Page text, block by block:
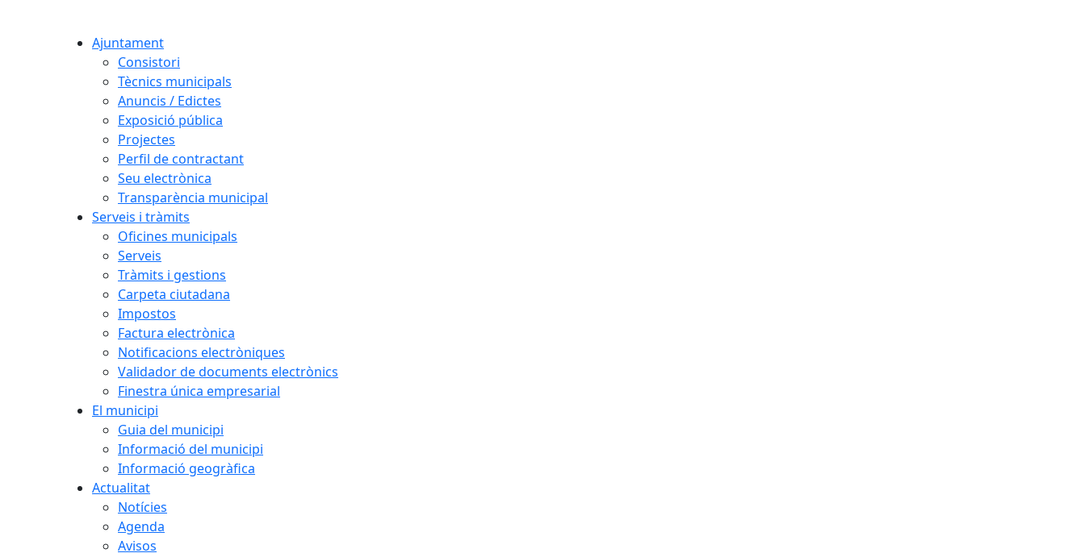
Ajuntament
Consistori
Tècnics municipals
Anuncis / Edictes
Exposició pública
Projectes
Perfil de contractant
Seu electrònica
Transparència municipal
Serveis i tràmits
Oficines municipals
Serveis
Tràmits i gestions
Carpeta ciutadana
Impostos
Factura electrònica
Notificacions electròniques
Validador de documents electrònics
Finestra única empresarial
El municipi
Guia del municipi
Informació del municipi
Informació geogràfica
Actualitat
Notícies
Agenda
Avisos